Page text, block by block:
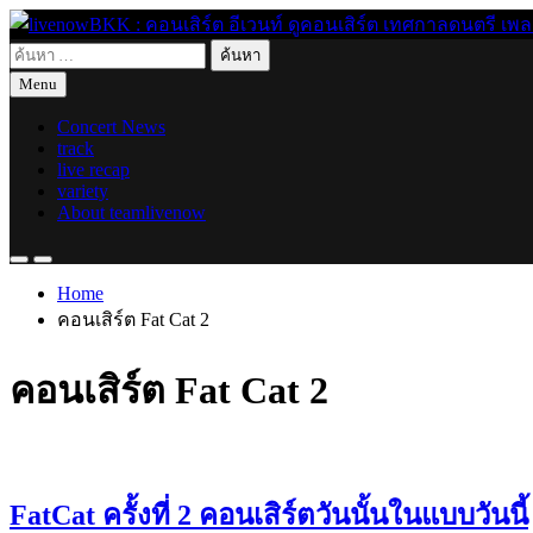
Skip
to
content
livenowBKK : คอนเสิร์ต อีเวนท์ ดูคอนเสิร์ต เทศกาลดนตรี เพลง
live for today
ค้นหา
สำหรับ:
Menu
Concert News
track
live recap
variety
About teamlivenow
Home
คอนเสิร์ต Fat Cat 2
คอนเสิร์ต Fat Cat 2
FatCat ครั้งที่ 2 คอนเสิร์ตวันนั้นในแบบวันนี้